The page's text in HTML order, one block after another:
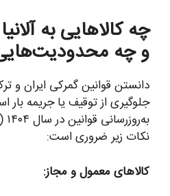
چه کالاهایی به
و چه
دانستن قوانین گمرکی ایران و
جلوگیری از توقیف یا جریمه
نکات زیر ضروری است:
کالاهای معمول و مجاز: